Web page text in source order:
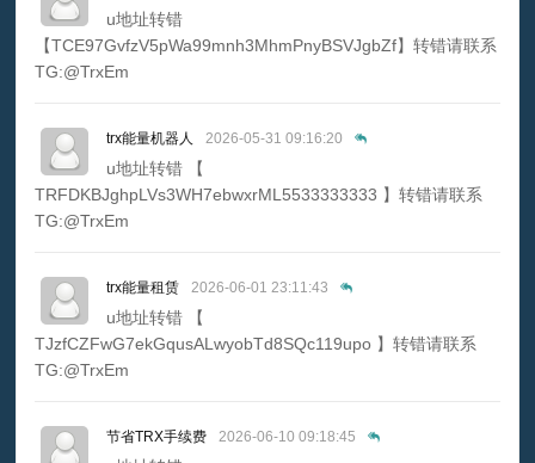
u地址转错
【TCE97GvfzV5pWa99mnh3MhmPnyBSVJgbZf】转错请联系
TG:@TrxEm
trx能量机器人 2026-05-31 09:16:20
u地址转错 【
TRFDKBJghpLVs3WH7ebwxrML5533333333 】转错请联系
TG:@TrxEm
trx能量租赁 2026-06-01 23:11:43
u地址转错 【
TJzfCZFwG7ekGqusALwyobTd8SQc119upo 】转错请联系
TG:@TrxEm
节省TRX手续费 2026-06-10 09:18:45